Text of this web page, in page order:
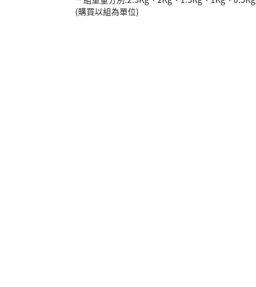
(購買以組為單位)